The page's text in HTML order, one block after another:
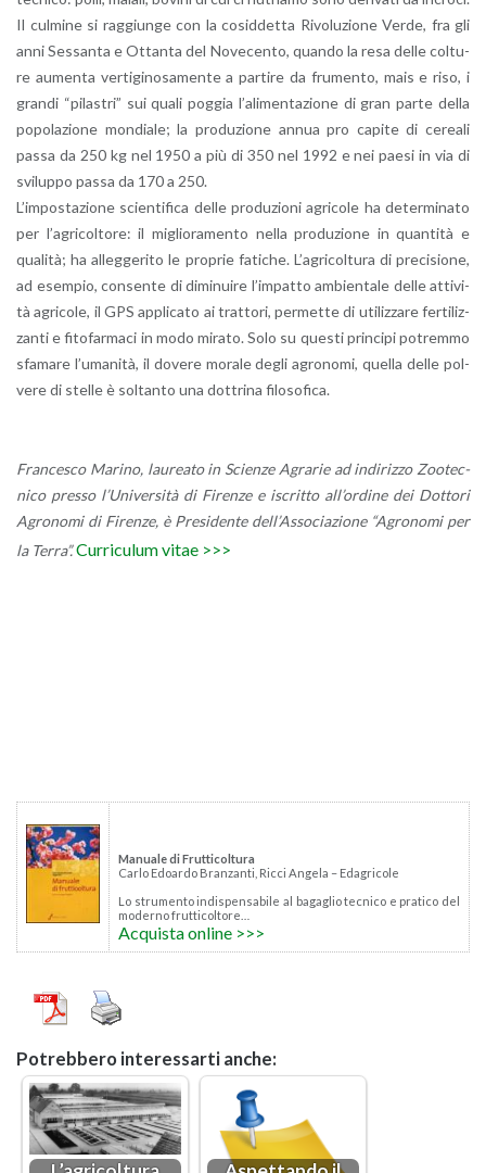
Il cul­mi­ne si rag­giun­ge con la co­sid­det­ta Ri­vo­lu­zio­ne Verde, fra gli
anni Ses­san­ta e Ot­tan­ta del No­ve­cen­to, quan­do la resa delle col­tu­
re au­men­ta ver­ti­gi­no­sa­men­te a par­ti­re da fru­men­to, mais e riso, i
gran­di “pi­la­stri” sui quali pog­gia l’a­li­men­ta­zio­ne di gran parte della
po­po­la­zio­ne mon­dia­le; la pro­du­zio­ne annua pro ca­pi­te di ce­rea­li
passa da 250 kg nel 1950 a più di 350 nel 1992 e nei paesi in via di
svi­lup­po passa da 170 a 250.
L’im­po­sta­zio­ne scien­ti­fi­ca delle pro­du­zio­ni agri­co­le ha de­ter­mi­na­to
per l’a­gri­col­to­re: il mi­glio­ra­men­to nella pro­du­zio­ne in quan­ti­tà e
qua­li­tà; ha al­leg­ge­ri­to le pro­prie fa­ti­che. L’a­gri­col­tu­ra di pre­ci­sio­ne,
ad esem­pio, con­sen­te di di­mi­nui­re l’im­pat­to am­bien­ta­le delle at­ti­vi­
tà agri­co­le, il GPS ap­pli­ca­to ai trat­to­ri, per­met­te di uti­liz­za­re fer­ti­liz­
zan­ti e fi­to­far­ma­ci in modo mi­ra­to. Solo su que­sti prin­ci­pi po­trem­mo
sfa­ma­re l’u­ma­ni­tà, il do­ve­re mo­ra­le degli agro­no­mi, quel­la delle pol­
ve­re di stel­le è sol­tan­to una dot­tri­na fi­lo­so­fi­ca.
Fran­ce­sco Ma­ri­no, lau­rea­to in Scien­ze Agra­rie ad in­di­riz­zo Zoo­tec­
ni­co pres­so l’U­ni­ver­si­tà di Fi­ren­ze e iscrit­to al­l’or­di­ne dei Dot­to­ri
Agro­no­mi di Fi­ren­ze, è Pre­si­den­te del­l’As­so­cia­zio­ne “Agro­no­mi per
la Terra”.Cur­ri­cu­lum vitae >>>
Ma­nua­le di Frut­ti­col­tu­ra
Carlo Edoar­do Bran­zan­ti, Ricci An­ge­la – Eda­gri­co­le
Lo stru­men­to in­di­spen­sa­bi­le al ba­ga­glio tec­ni­co e pra­ti­co del
mo­der­no frut­ti­col­to­re…
Ac­qui­sta on­li­ne >>>
Po­treb­be­ro in­te­res­sar­ti anche: